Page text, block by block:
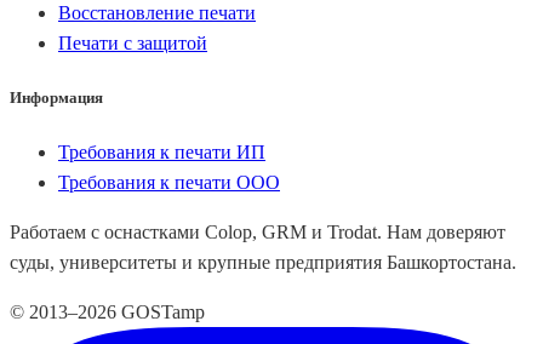
Восстановление печати
Печати с защитой
Информация
Требования к печати ИП
Требования к печати ООО
Работаем с оснастками Colop, GRM и Trodat. Нам доверяют
суды, университеты и крупные предприятия Башкортостана.
© 2013–2026 GOSTamp